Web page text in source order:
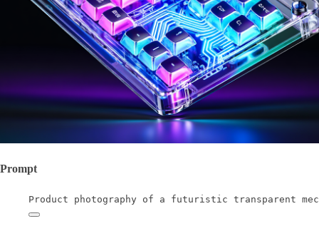
Prompt
Product photography of a futuristic transparent